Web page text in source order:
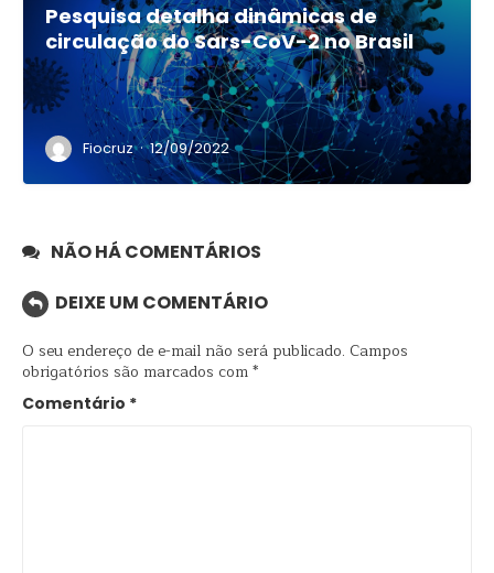
Pesquisa detalha dinâmicas de
circulação do Sars-CoV-2 no Brasil
Fiocruz · 12/09/2022
NÃO HÁ COMENTÁRIOS
DEIXE UM COMENTÁRIO
O seu endereço de e-mail não será publicado. Campos
obrigatórios são marcados com*
Comentário *